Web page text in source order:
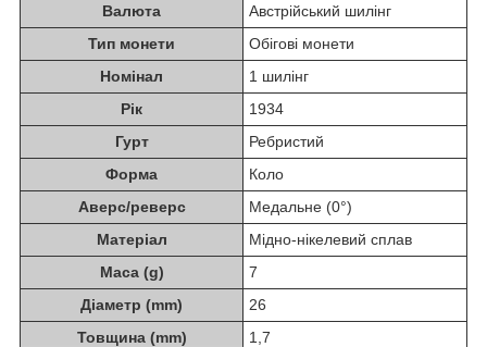
Валюта
Австрійський шилінг
Тип монети
Обігові монети
Номінал
1 шилінг
Рік
1934
Гурт
Ребристий
Форма
Коло
Аверс/реверс
Медальне (0°)
Матеріал
Мідно-нікелевий сплав
Маса (g)
7
Діаметр (mm)
26
Товщина (mm)
1,7